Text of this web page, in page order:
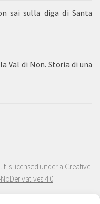
sai sulla diga di Santa
Val di Non. Storia di una
is licensed under a Creative
4.0